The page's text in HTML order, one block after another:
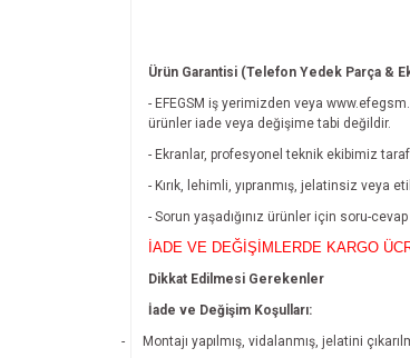
Ürün Garantisi (Telefon Yedek Parça &
- EFEGSM iş yerimizden veya
ürünler iade veya değişime tabi değildir.
- Ekranlar, profesyonel teknik ekibimiz
- Kırık, lehimli, yıpranmış, jelatinsiz veya
- Sorun yaşadığınız ürünler için soru-
İADE VE DEĞİŞİMLERDE KARGO
Dikkat Edilmesi Gerekenler
İade ve Değişim Koşulları:
-
Montajı yapılmış, vidalanmış, jelatini